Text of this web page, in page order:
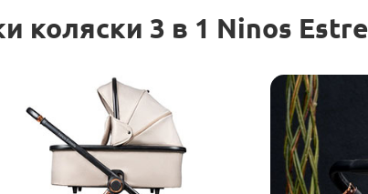
коляски 3 в 1 Ninos